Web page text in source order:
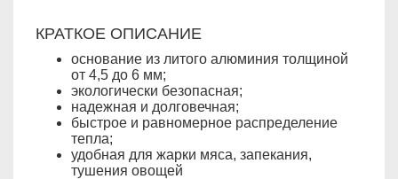
КРАТКОЕ ОПИСАНИЕ
основание из литого алюминия толщиной
от 4,5 до 6 мм;
экологически безопасная;
надежная и долговечная;
быстрое и равномерное распределение
тепла;
удобная для жарки мяса, запекания,
тушения овощей